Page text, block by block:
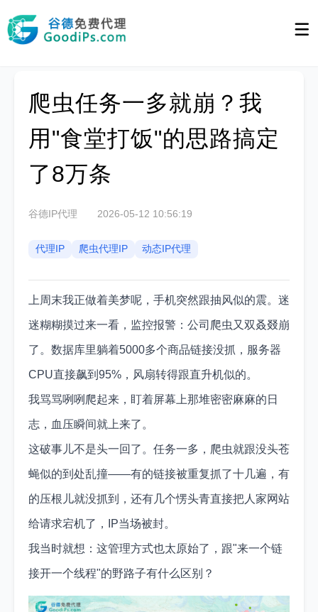
爬虫任务一多就崩？我
用"食堂打饭"的思路搞定
了8万条
谷德IP代理 2026-05-12 10:56:19
代理IP 爬虫代理IP 动态IP代理
上周末我正做着美梦呢，手机突然跟抽风似的震。迷
迷糊糊摸过来一看，监控报警：公司爬虫又双叒叕崩
了。数据库里躺着5000多个商品链接没抓，服务器
CPU直接飙到95%，风扇转得跟直升机似的。
我骂骂咧咧爬起来，盯着屏幕上那堆密密麻麻的日
志，血压瞬间就上来了。
这破事儿不是头一回了。任务一多，爬虫就跟没头苍
蝇似的到处乱撞——有的链接被重复抓了十几遍，有
的压根儿就没抓到，还有几个愣头青直接把人家网站
给请求宕机了，IP当场被封。
我当时就想：这管理方式也太原始了，跟"来一个链
接开一个线程"的野路子有什么区别？